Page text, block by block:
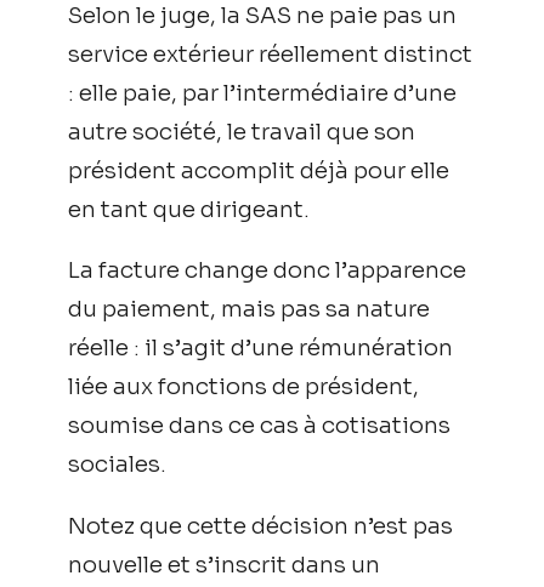
Selon le juge, la SAS ne paie pas un
service extérieur réellement distinct
: elle paie, par l’intermédiaire d’une
autre société, le travail que son
président accomplit déjà pour elle
en tant que dirigeant.
La facture change donc l’apparence
du paiement, mais pas sa nature
réelle : il s’agit d’une rémunération
liée aux fonctions de président,
soumise dans ce cas à cotisations
sociales.
Notez que cette décision n’est pas
nouvelle et s’inscrit dans un